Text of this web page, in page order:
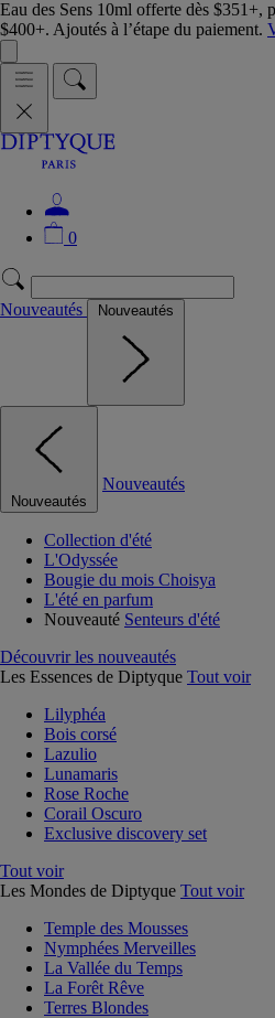
Eau des Sens 10ml offerte dès $351+,
$400+. Ajoutés à l’étape du paiement.
0
Nouveautés Nouveautés
Nouveautés
Nouveautés
Collection d'été
L'Odyssée
Bougie du mois Choisya
L'été en parfum
Nouveauté Senteurs d'été
Découvrir les nouveautés
Les Essences de Diptyque Tout voir
Lilyphéa
Bois corsé
Lazulio
Lunamaris
Rose Roche
Corail Oscuro
Exclusive discovery set
Tout voir
Les Mondes de Diptyque Tout voir
Temple des Mousses
Nymphées Merveilles
La Vallée du Temps
La Forêt Rêve
Terres Blondes